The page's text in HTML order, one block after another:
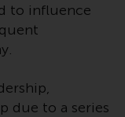
eine
an
to influence
due to a series